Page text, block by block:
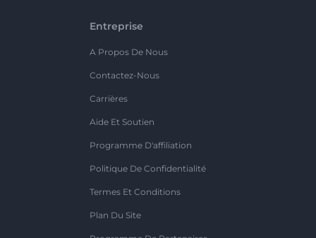
Entreprise
A Propos De Nous
Contactez-Nous
Carrières
Aide Et Soutien
Programme D'affiliation
Politique De Confidentialité
Termes Et Conditions
Plan Du Site